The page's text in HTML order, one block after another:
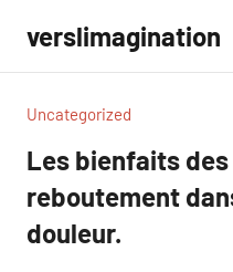
contenu
verslimagination
Uncategorized
Les bienfaits
reboutement
douleur.